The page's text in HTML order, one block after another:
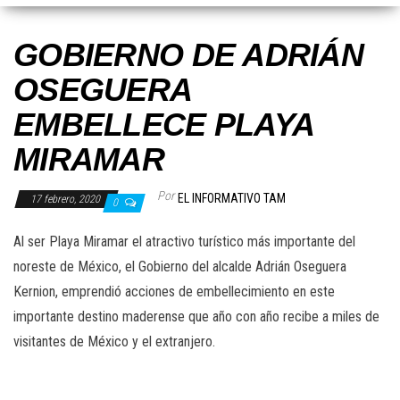
GOBIERNO DE ADRIÁN
OSEGUERA
EMBELLECE PLAYA
MIRAMAR
17 febrero, 2020 0 Por EL INFORMATIVO TAM
Al ser Playa Miramar el atractivo turístico más importante del
noreste de México, el Gobierno del alcalde Adrián Oseguera
Kernion, emprendió acciones de embellecimiento en este
importante destino maderense que año con año recibe a miles de
visitantes de México y el extranjero.